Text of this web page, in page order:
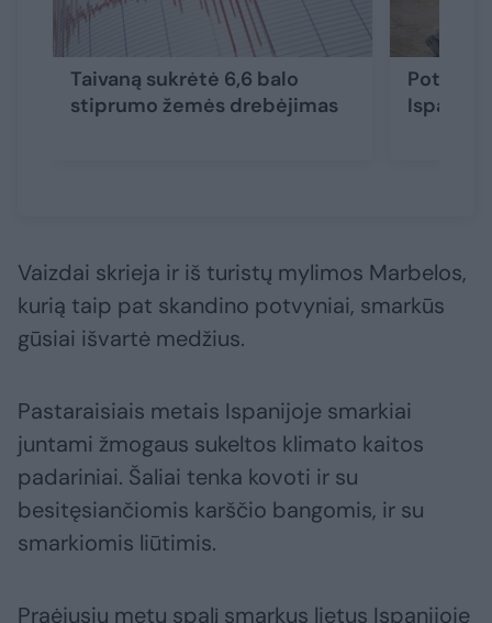
Taivaną sukrėtė 6,6 balo
stiprumo žemės drebėjimas
Vaizdai skrieja ir iš turistų mylimos Marbelos,
kurią taip pat skandino potvyniai, smarkūs
gūsiai išvartė medžius.
Pastaraisiais metais Ispanijoje smarkiai
juntami žmogaus sukeltos klimato kaitos
padariniai. Šaliai tenka kovoti ir su
besitęsiančiomis karščio bangomis, ir su
smarkiomis liūtimis.
Praėjusių metų spalį smarkus lietus Ispanijoje